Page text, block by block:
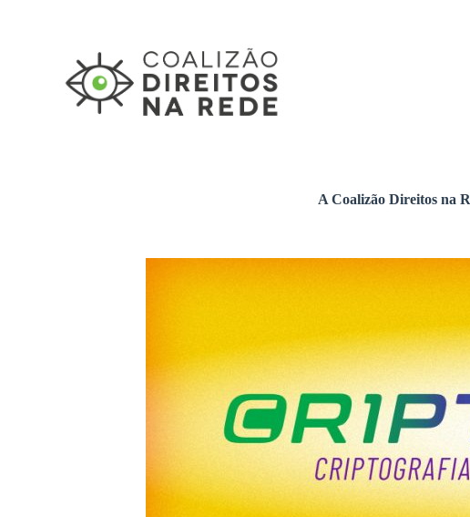
A Coalizão Direitos na